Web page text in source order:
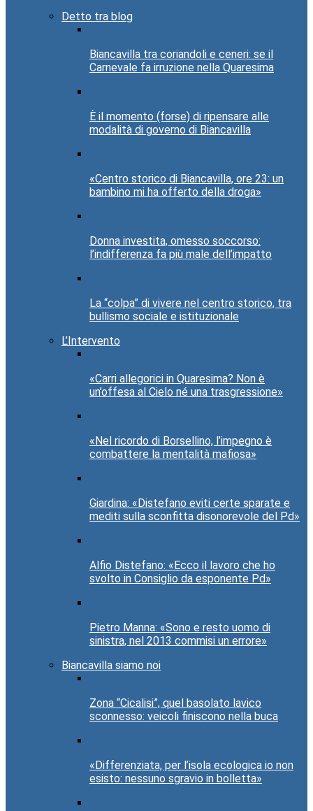
Detto tra blog
Biancavilla tra coriandoli e ceneri: se il
Carnevale fa irruzione nella Quaresima
È il momento (forse) di ripensare alle
modalità di governo di Biancavilla
«Centro storico di Biancavilla, ore 23: un
bambino mi ha offerto della droga»
Donna investita, omesso soccorso:
l’indifferenza fa più male dell’impatto
La “colpa” di vivere nel centro storico, tra
bullismo sociale e istituzionale
L’Intervento
«Carri allegorici in Quaresima? Non è
un’offesa al Cielo né una trasgressione»
«Nel ricordo di Borsellino, l’impegno è
combattere la mentalità mafiosa»
Giardina: «Distefano eviti certe sparate e
mediti sulla sconfitta disonorevole del Pd»
Alfio Distefano: «Ecco il lavoro che ho
svolto in Consiglio da esponente Pd»
Pietro Manna: «Sono e resto uomo di
sinistra, nel 2013 commisi un errore»
Biancavilla siamo noi
Zona “Cicalisi”, quel basolato lavico
sconnesso: veicoli finiscono nella buca
«Differenziata, per l’isola ecologica io non
esisto: nessuno sgravio in bolletta»